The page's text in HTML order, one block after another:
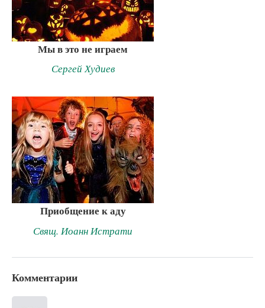
Мы в это не играем
Сергей Худиев
Приобщение к аду
Свящ. Иоанн Истрати
Комментарии